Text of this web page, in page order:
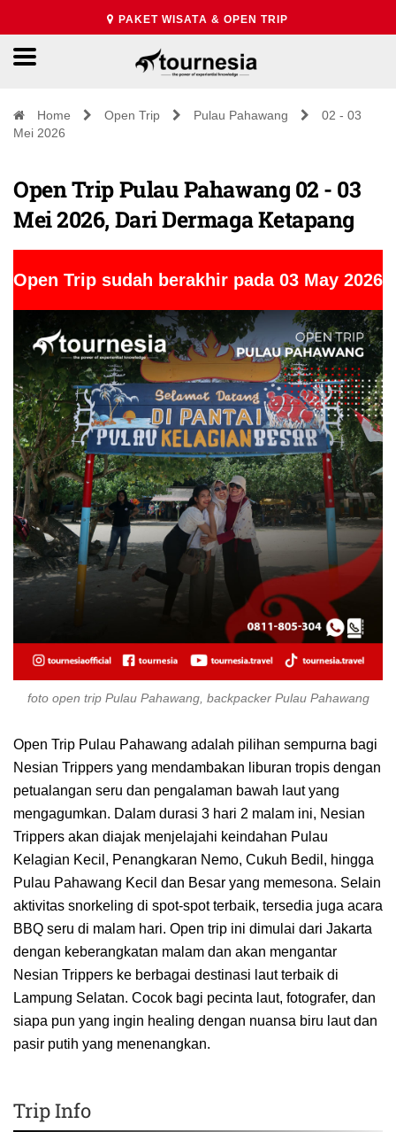
PAKET WISATA & OPEN TRIP
Home Open Trip Pulau Pahawang
02 - 03
Mei 2026
Open Trip Pulau Pahawang 02 - 03
Mei 2026, Dari Dermaga Ketapang
Open Trip sudah berakhir pada 03 May 2026
foto open trip Pulau Pahawang, backpacker Pulau Pahawang
Open Trip Pulau Pahawang adalah pilihan sempurna bagi
Nesian Trippers yang mendambakan liburan tropis dengan
petualangan seru dan pengalaman bawah laut yang
mengagumkan. Dalam durasi 3 hari 2 malam ini, Nesian
Trippers akan diajak menjelajahi keindahan Pulau
Kelagian Kecil, Penangkaran Nemo, Cukuh Bedil, hingga
Pulau Pahawang Kecil dan Besar yang memesona. Selain
aktivitas snorkeling di spot-spot terbaik, tersedia juga acara
BBQ seru di malam hari. Open trip ini dimulai dari Jakarta
dengan keberangkatan malam dan akan mengantar
Nesian Trippers ke berbagai destinasi laut terbaik di
Lampung Selatan. Cocok bagi pecinta laut, fotografer, dan
siapa pun yang ingin healing dengan nuansa biru laut dan
pasir putih yang menenangkan.
Trip Info